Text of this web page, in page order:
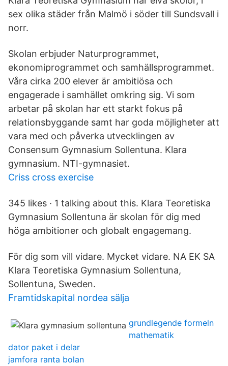
sex olika städer från Malmö i söder till Sundsvall i
norr.
Skolan erbjuder Naturprogrammet,
ekonomiprogrammet och samhällsprogrammet.
Våra cirka 200 elever är ambitiösa och
engagerade i samhället omkring sig. Vi som
arbetar på skolan har ett starkt fokus på
relationsbyggande samt har goda möjligheter att
vara med och påverka utvecklingen av
Consensum Gymnasium Sollentuna. Klara
gymnasium. NTI-gymnasiet.
Criss cross exercise
345 likes · 1 talking about this. Klara Teoretiska
Gymnasium Sollentuna är skolan för dig med
höga ambitioner och globalt engagemang.
För dig som vill vidare. Mycket vidare. NA EK SA
Klara Teoretiska Gymnasium Sollentuna,
Sollentuna, Sweden.
Framtidskapital nordea sälja
grundlegende formeln
mathematik
dator paket i delar
jamfora ranta bolan